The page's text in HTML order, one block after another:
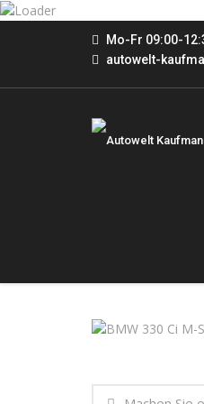
Mo-Fr 09:00-
autowelt-